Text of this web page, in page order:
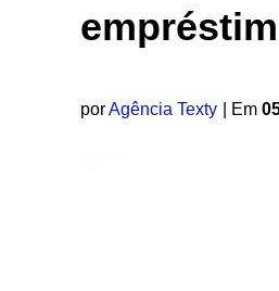
porAgência Texty | Em